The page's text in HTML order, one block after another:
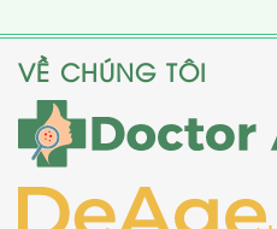
VỀ CHÚNG TÔI